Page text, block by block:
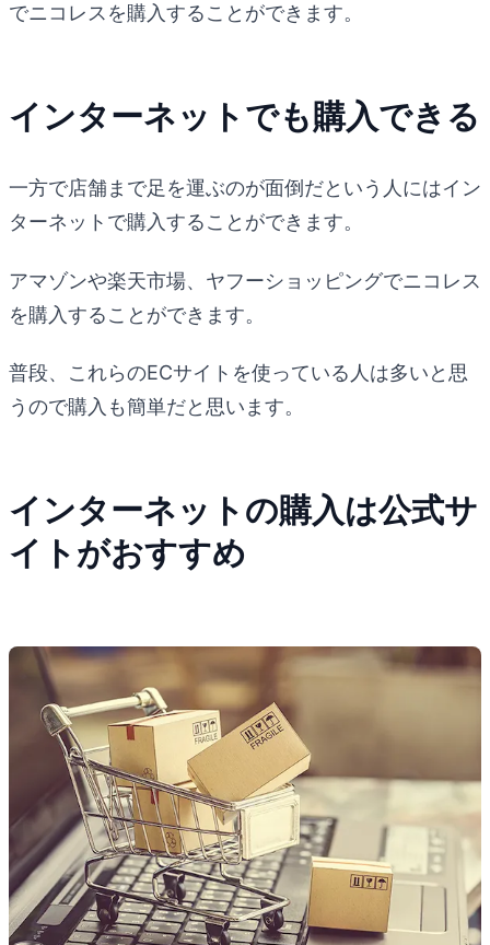
でニコレスを購入することができます。
インターネットでも購入できる
一方で店舗まで足を運ぶのが面倒だという人にはイン
ターネットで購入することができます。
アマゾンや楽天市場、ヤフーショッピングでニコレス
を購入することができます。
普段、これらのECサイトを使っている人は多いと思
うので購入も簡単だと思います。
インターネットの購入は公式サ
イトがおすすめ